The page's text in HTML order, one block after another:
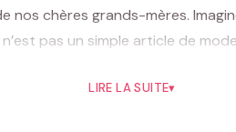
nos chères grands-mères.
pas un simple article de
» permet d’intégrer une
LIRE LA SUITE▾